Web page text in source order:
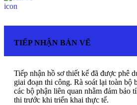
TIẾP NHẬN BẢN VẼ
Tiếp nhận hồ sơ thiết kế đã được phê
giai đoạn thi công. Rà soát lại toàn bộ
các bộ phận liên quan nhằm đảm bảo
thi trước khi triển khai thực tế.